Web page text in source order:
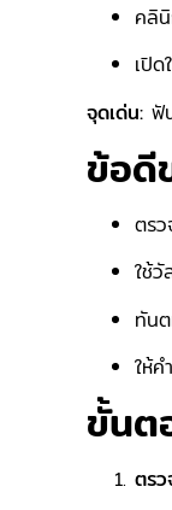
คลิ
เปิ
จุดเด่น: ฟั
ข้อดี
ตร
ใช้
ทัน
ให้ค
ขั้นต
ตร